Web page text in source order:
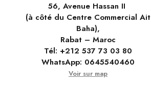
56, Avenue Hassan II
(à côté du Centre Commercial Ait
Baha),
Rabat – Maroc
Tél: +212 537 73 03 80
WhatsApp: 0645540460
Voir sur map